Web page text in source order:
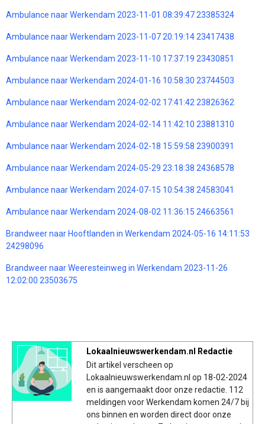
Ambulance naar Werkendam 2023-11-01 08:39:47 23385324
Ambulance naar Werkendam 2023-11-07 20:19:14 23417438
Ambulance naar Werkendam 2023-11-10 17:37:19 23430851
Ambulance naar Werkendam 2024-01-16 10:58:30 23744503
Ambulance naar Werkendam 2024-02-02 17:41:42 23826362
Ambulance naar Werkendam 2024-02-14 11:42:10 23881310
Ambulance naar Werkendam 2024-02-18 15:59:58 23900391
Ambulance naar Werkendam 2024-05-29 23:18:38 24368578
Ambulance naar Werkendam 2024-07-15 10:54:38 24583041
Ambulance naar Werkendam 2024-08-02 11:36:15 24663561
Brandweer naar Hooftlanden in Werkendam 2024-05-16 14:11:53
24298096
Brandweer naar Weeresteinweg in Werkendam 2023-11-26
12:02:00 23503675
Lokaalnieuwswerkendam.nl Redactie
Dit artikel verscheen op
Lokaalnieuwswerkendam.nl op 18-02-2024
en is aangemaakt door onze redactie. 112
meldingen voor Werkendam komen 24/7 bij
ons binnen en worden direct door onze